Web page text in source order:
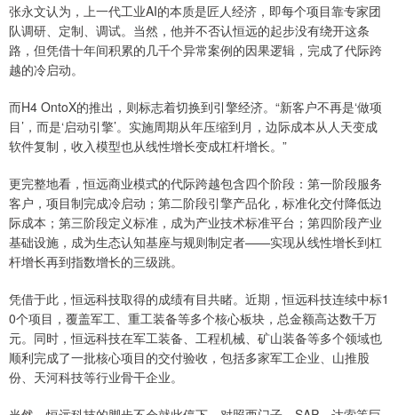
张永文认为，上一代工业AI的本质是匠人经济，即每个项目靠专家团
队调研、定制、调试。当然，他并不否认恒远的起步没有绕开这条
路，但凭借十年间积累的几千个异常案例的因果逻辑，完成了代际跨
越的冷启动。
而H4 OntoX的推出，则标志着切换到引擎经济。“新客户不再是‘做项
目’，而是‘启动引擎’。实施周期从年压缩到月，边际成本从人天变成
软件复制，收入模型也从线性增长变成杠杆增长。”
更完整地看，恒远商业模式的代际跨越包含四个阶段：第一阶段服务
客户，项目制完成冷启动；第二阶段引擎产品化，标准化交付降低边
际成本；第三阶段定义标准，成为产业技术标准平台；第四阶段产业
基础设施，成为生态认知基座与规则制定者——实现从线性增长到杠
杆增长再到指数增长的三级跳。
凭借于此，恒远科技取得的成绩有目共睹。近期，恒远科技连续中标1
0个项目，覆盖军工、重工装备等多个核心板块，总金额高达数千万
元。同时，恒远科技在军工装备、工程机械、矿山装备等多个领域也
顺利完成了一批核心项目的交付验收，包括多家军工企业、山推股
份、天河科技等行业骨干企业。